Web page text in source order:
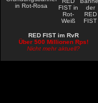
RED FIST im RvR
Über 500 Millionen Rps!
Nicht mehr aktuell?